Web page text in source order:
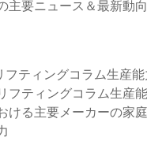
要ニュース＆最新動向
フティングコラム生産
フティングコラム生産
ける主要メーカーの家